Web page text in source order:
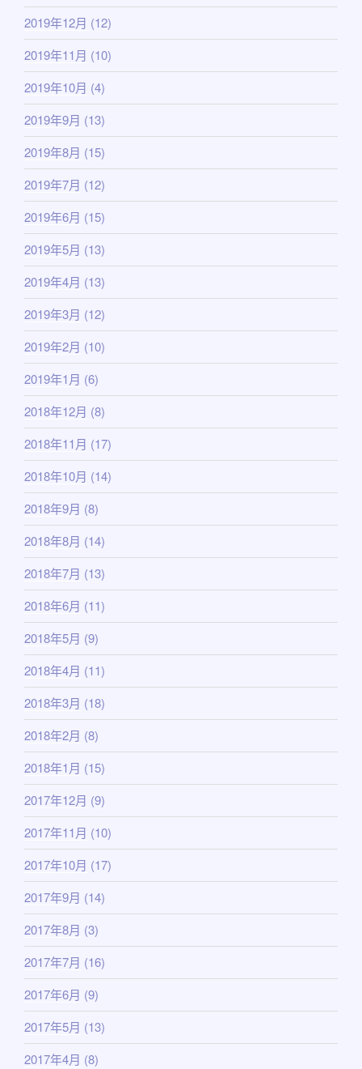
2019年12月 (12)
2019年11月 (10)
2019年10月 (4)
2019年9月 (13)
2019年8月 (15)
2019年7月 (12)
2019年6月 (15)
2019年5月 (13)
2019年4月 (13)
2019年3月 (12)
2019年2月 (10)
2019年1月 (6)
2018年12月 (8)
2018年11月 (17)
2018年10月 (14)
2018年9月 (8)
2018年8月 (14)
2018年7月 (13)
2018年6月 (11)
2018年5月 (9)
2018年4月 (11)
2018年3月 (18)
2018年2月 (8)
2018年1月 (15)
2017年12月 (9)
2017年11月 (10)
2017年10月 (17)
2017年9月 (14)
2017年8月 (3)
2017年7月 (16)
2017年6月 (9)
2017年5月 (13)
2017年4月 (8)